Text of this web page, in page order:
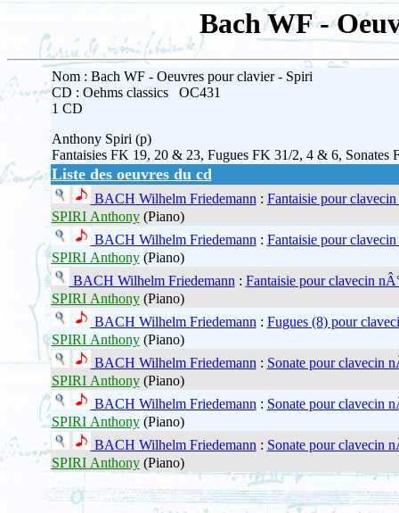
Bach WF -
Nom : Bach WF - Oeuvres pour clavier - Spiri
CD : Oehms classics OC431
1 CD
Anthony Spiri (p)
Fantaisies FK 19, 20 & 23, Fugues FK 31/2, 4 & 6, Sonates
Liste des oeuvres du cd
BACH Wilhelm Friedemann: Fantaisie pour
SPIRI Anthony(Piano)
BACH Wilhelm Friedemann: Fantaisie pour
SPIRI Anthony(Piano)
BACH Wilhelm Friedemann: Fantaisie pour clavecin
SPIRI Anthony(Piano)
BACH Wilhelm Friedemann: Fugues (8) pour
SPIRI Anthony(Piano)
BACH Wilhelm Friedemann: Sonate pour clavecin
SPIRI Anthony(Piano)
BACH Wilhelm Friedemann: Sonate pour clavecin
SPIRI Anthony(Piano)
BACH Wilhelm Friedemann: Sonate pour clavecin
SPIRI Anthony(Piano)